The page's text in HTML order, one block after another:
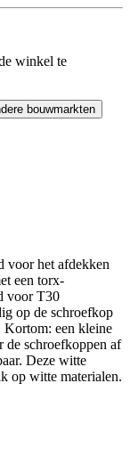
winkel te
bouwmarkten
voor het afdekken
een torx-
voor T30
op de schroefkop
Kortom: een kleine
de schroefkoppen af
Deze witte
op witte materialen.